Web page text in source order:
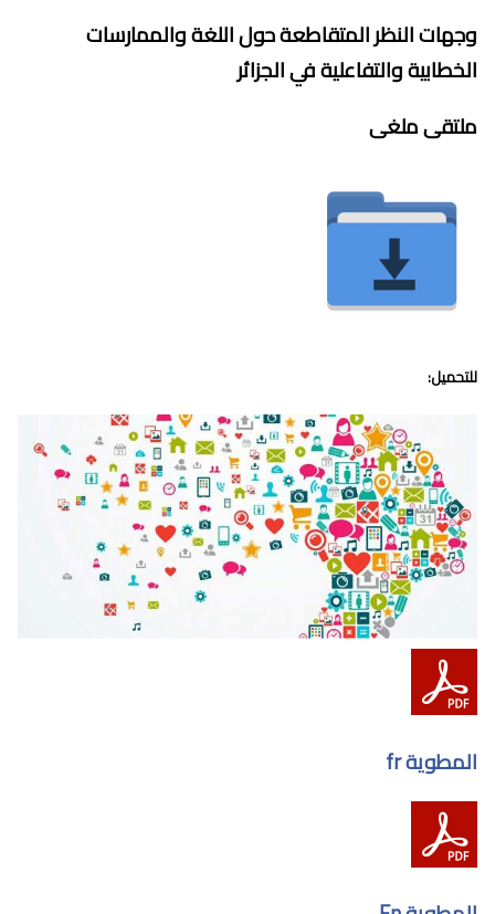
وجهات النظر المتقاطعة حول اللغة والممارسات
الخطابية والتفاعلية في الجزائر
ملتقى ملغى
للتحميل:
المطوية fr